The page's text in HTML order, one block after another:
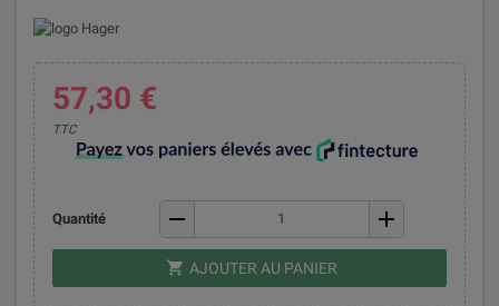
57,30 €
TTC
Quantité remove add
shopping_cart AJOUTER AU PANIER